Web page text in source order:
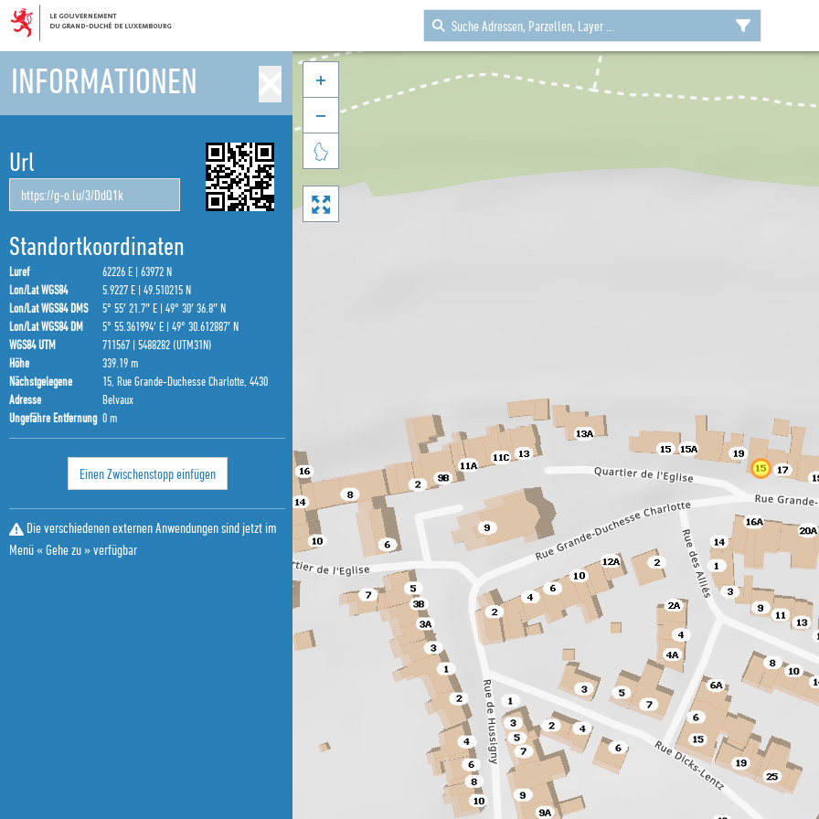
INFORMATIONEN
Url
Standortkoordinaten
Luref
62226 E | 63972 N
Lon/Lat WGS84
5.9227 E | 49.510215 N
Lon/Lat WGS84 DMS
5° 55′ 21.7″ E | 49° 30′ 36.8″ N
Lon/Lat WGS84 DM
5° 55.361994′ E | 49° 30.612887′ N
WGS84 UTM
711567 | 5488282 (UTM31N)
Höhe
339.19 m
Nächstgelegene
Adresse
15, Rue Grande-Duchesse Charlotte, 4430
Belvaux
Ungefähre Entfernung 0 m
Einen Zwischenstopp einfügen
Die verschiedenen externen Anwendungen sind jetzt im
Menü « Gehe zu » verfügbar



